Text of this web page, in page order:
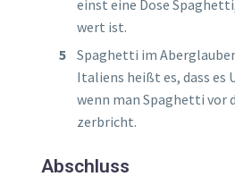
einst eine Dose
wert ist.
Spaghetti im
Italiens heißt es, dass es
wenn man Spaghetti vor
zerbricht.
Abschluss